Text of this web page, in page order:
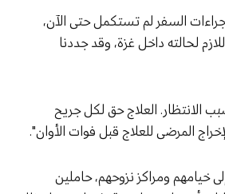
السفر لم تستكمل حتى الآن،
لحالته داخل غزة، وقد جددنا
الانتظار. العلاج حق لكل جريح
المرضى للعلاج قبل فوات الأوان".
خيامهم ومراكز نزوحهم، حاملين